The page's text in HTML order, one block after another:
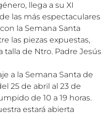
llega a su XI
las más espectaculares
la Semana Santa
las piezas expuestas,
talla de Ntro. Padre Jesús
a la Semana Santa de
25 de abril al 23 de
de 10 a 19 horas.
estará abierta